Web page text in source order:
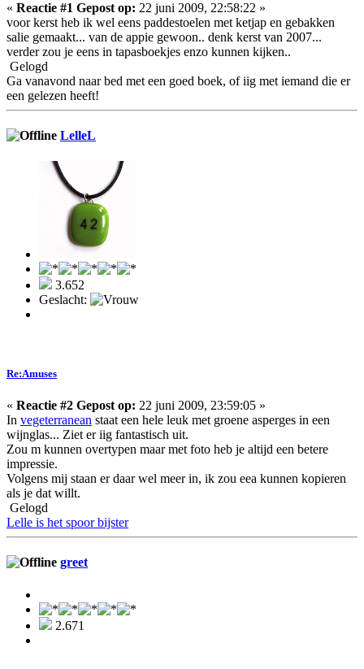
« Reactie #1 Gepost op: 22 juni 2009, 22:58:22 »
voor kerst heb ik wel eens paddestoelen met ketjap en gebakken
salie gemaakt... van de appie gewoon.. denk kerst van 2007...
verder zou je eens in tapasboekjes enzo kunnen kijken..
Gelogd
Ga vanavond naar bed met een goed boek, of iig met iemand die er
een gelezen heeft!
LelleL
3.652
Geslacht:
Re:Amuses
« Reactie #2 Gepost op: 22 juni 2009, 23:59:05 »
In vegeterranean staat een hele leuk met groene asperges in een
wijnglas... Ziet er iig fantastisch uit.
Zou m kunnen overtypen maar met foto heb je altijd een betere
impressie.
Volgens mij staan er daar wel meer in, ik zou eea kunnen kopieren
als je dat willt.
Gelogd
Lelle is het spoor bijster
greet
2.671